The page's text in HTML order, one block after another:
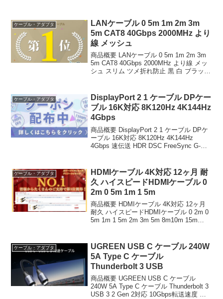
ケーブル・アダプタ
LANケーブル 0 5m 1m 2m 3m
5m CAT8 40Gbps 2000MHz より
線 メッシュ
商品概要 LANケーブル 0 5m 1m 2m 3m
5m CAT8 40Gbps 2000MHz より線 メッ
シュ スリム ツメ折れ防止 黒 白 ブラック
ケーブル・アダプタ
DisplayPort 2 1 ケーブル DPケー
ブル 16K対応 8K120Hz 4K144Hz
4Gbps
商品概要 DisplayPort 2 1 ケーブル DPケ
ーブル 16K対応 8K120Hz 4K144Hz
4Gbps 速伝送 HDR DSC FreeSync G-
ケーブル・アダプタ
HDMIケーブル 4K対応 12ヶ月 耐
久 ハイスピードHDMIケーブル 0
2m 0 5m 1m 1 5m
商品概要 HDMIケーブル 4K対応 12ヶ月
耐久 ハイスピードHDMIケーブル 0 2m 0
5m 1m 1 5m 2m 3m 5m 8m10m 15m
ケーブル・アダプタ
UGREEN USB C ケーブル 240W
5A Type C ケーブル
Thunderbolt 3 USB
商品概要 UGREEN USB C ケーブル
240W 5A Type C ケーブル Thunderbolt 3
USB 3 2 Gen 2対応 10Gbps転送速度 タ